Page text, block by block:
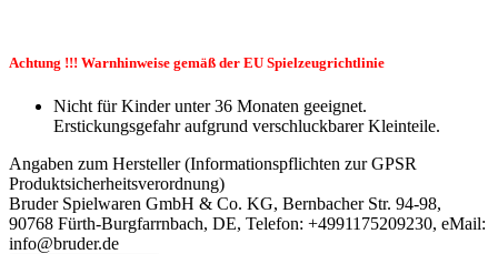
Achtung !!! Warnhinweise gemäß der EU Spielzeugrichtlinie
Nicht für Kinder unter 36 Monaten geeignet.
Erstickungsgefahr aufgrund verschluckbarer Kleinteile.
Angaben zum Hersteller (Informationspflichten zur GPSR
Produktsicherheitsverordnung)
Bruder Spielwaren GmbH & Co. KG, Bernbacher Str. 94-98,
90768 Fürth-Burgfarrnbach, DE, Telefon: +4991175209230, eMail:
info@bruder.de